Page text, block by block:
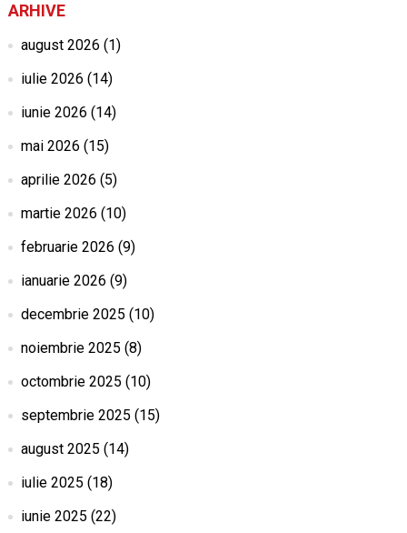
ARHIVE
august 2026 (1)
iulie 2026 (14)
iunie 2026 (14)
mai 2026 (15)
aprilie 2026 (5)
martie 2026 (10)
februarie 2026 (9)
ianuarie 2026 (9)
decembrie 2025 (10)
noiembrie 2025 (8)
octombrie 2025 (10)
septembrie 2025 (15)
august 2025 (14)
iulie 2025 (18)
iunie 2025 (22)